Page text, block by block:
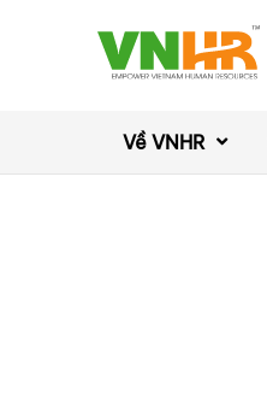
Về VNHR